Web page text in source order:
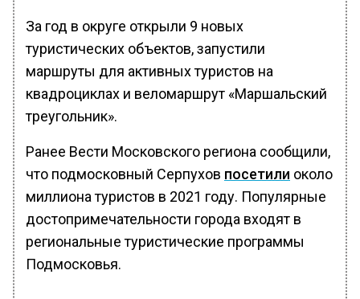
За год в округе открыли 9 новых
туристических объектов, запустили
маршруты для активных туристов на
квадроциклах и веломаршрут «Маршальский
треугольник».
Ранее Вести Московского региона сообщили,
что подмосковный Серпухов посетили около
миллиона туристов в 2021 году. Популярные
достопримечательности города входят в
региональные туристические программы
Подмосковья.